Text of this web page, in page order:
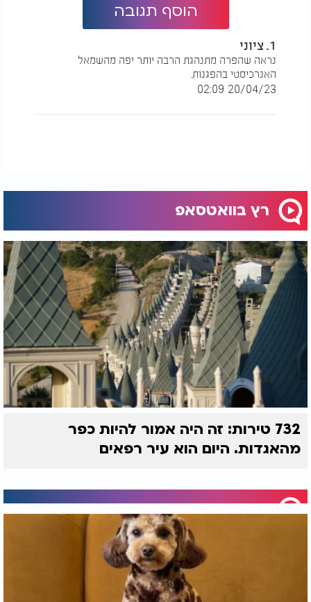
הוסף תגובה
1. ציוני
נראה שהפרה מתנהגת הרבה יותר יפה מהשמאל
האנרכיסטי בהפגנות.
20/04/23 02:09
רץ בוואטסאפ
732 טירות: זה היה אמור להיות כפר
מהאגדות. היום הוא עיר רפאים